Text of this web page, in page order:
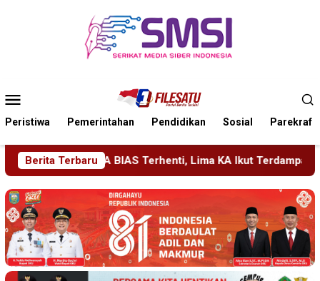
Mobile
Peristiwa Pemerintahan Pendidikan Sosial Parekraf
Berita Terbaru
Lima KA Ikut Terdampak, KAI Daop 7 Gerak Cepat